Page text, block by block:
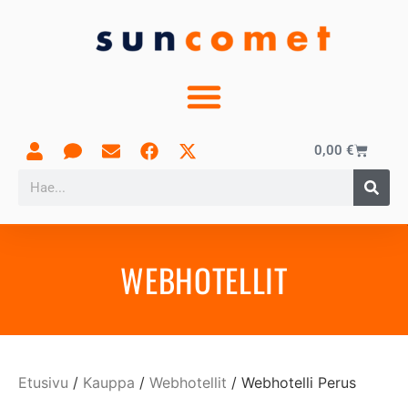
0,00 €
WEBHOTELLIT
Etusivu / Kauppa / Webhotellit / Webhotelli Perus